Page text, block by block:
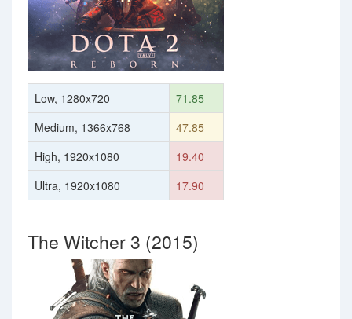
Low, 1280x720
71.85
Medium, 1366x768
47.85
High, 1920x1080
19.40
Ultra, 1920x1080
17.90
The Witcher 3 (2015)